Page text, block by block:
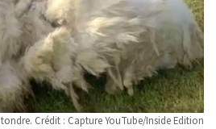
Crédit : Capture YouTube/Inside Edition